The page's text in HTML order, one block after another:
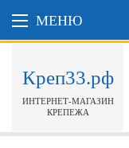
МЕНЮ
Креп33.рф
ИНТЕРНЕТ-МАГАЗИН
КРЕПЕЖА